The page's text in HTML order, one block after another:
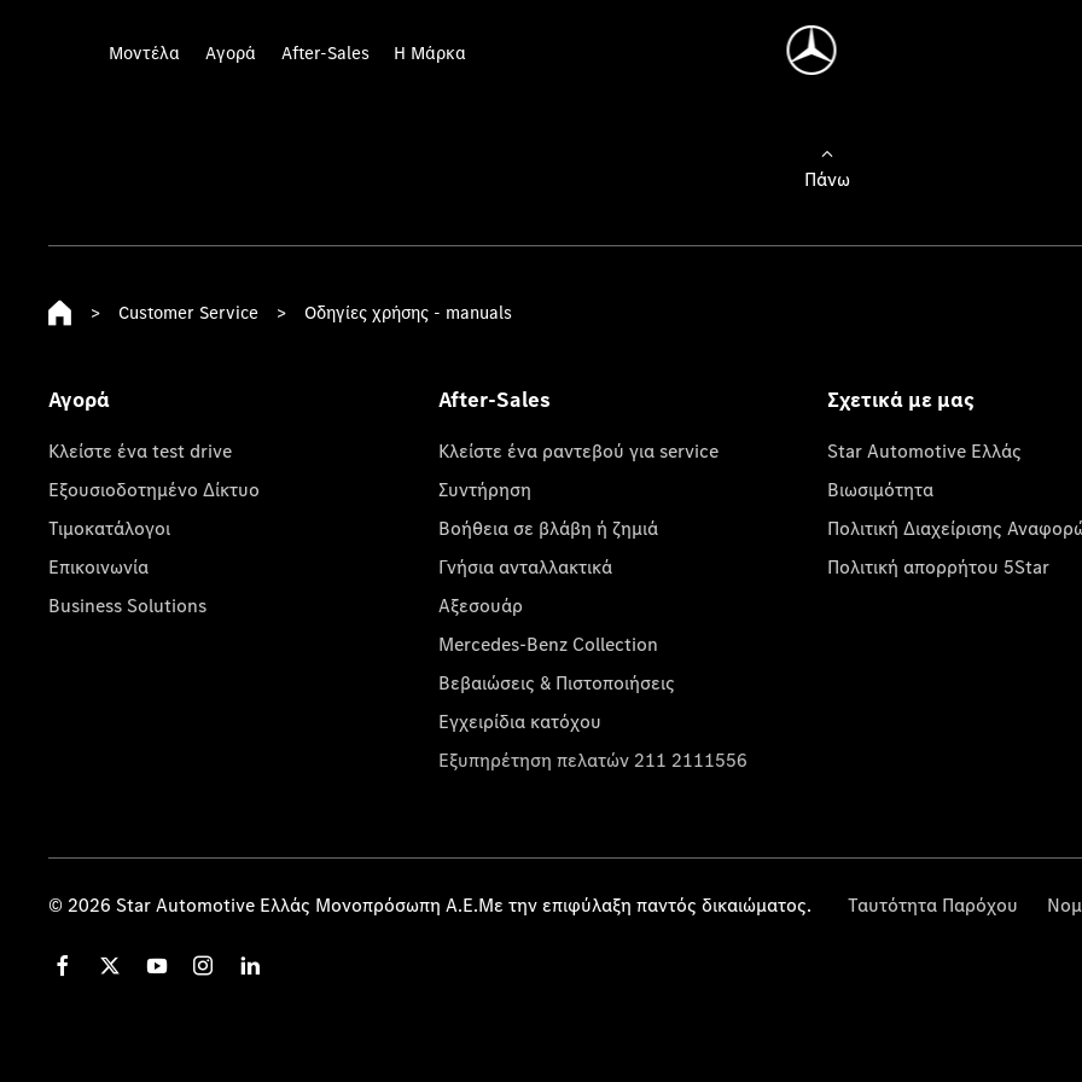
Μοντέλα Αγορά After-Sales Η Μάρκα
Πάνω
> Customer Service > Οδηγίες χρήσης - manuals
Αγορά
Κλείστε ένα test drive
Εξουσιοδοτημένο Δίκτυο
Τιμοκατάλογοι
Επικοινωνία
Business Solutions
After-Sales
Κλείστε ένα ραντεβού για service
Συντήρηση
Βοήθεια σε βλάβη ή ζημιά
Γνήσια ανταλλακτικά
Αξεσουάρ
Mercedes-Benz Collection
Βεβαιώσεις & Πιστοποιήσεις
Εγχειρίδια κατόχου
Εξυπηρέτηση πελατών 211 2111556
Σχετικά με μας
Star Automotive Ελλάς
Βιωσιμότητα
Πολιτική Διαχείρισης
Πολιτική απορρήτου 5Star
© 2026 Star Automotive Ελλάς Μονοπρόσωπη Α.Ε.Με την επιφύλαξη παντός δικαιώματος. Ταυτότητα Παρόχου